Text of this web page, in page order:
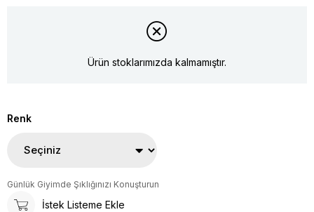
Ürün stoklarımızda kalmamıştır.
Renk
Günlük Giyimde Şıklığınızı Konuşturun
İstek Listeme Ekle